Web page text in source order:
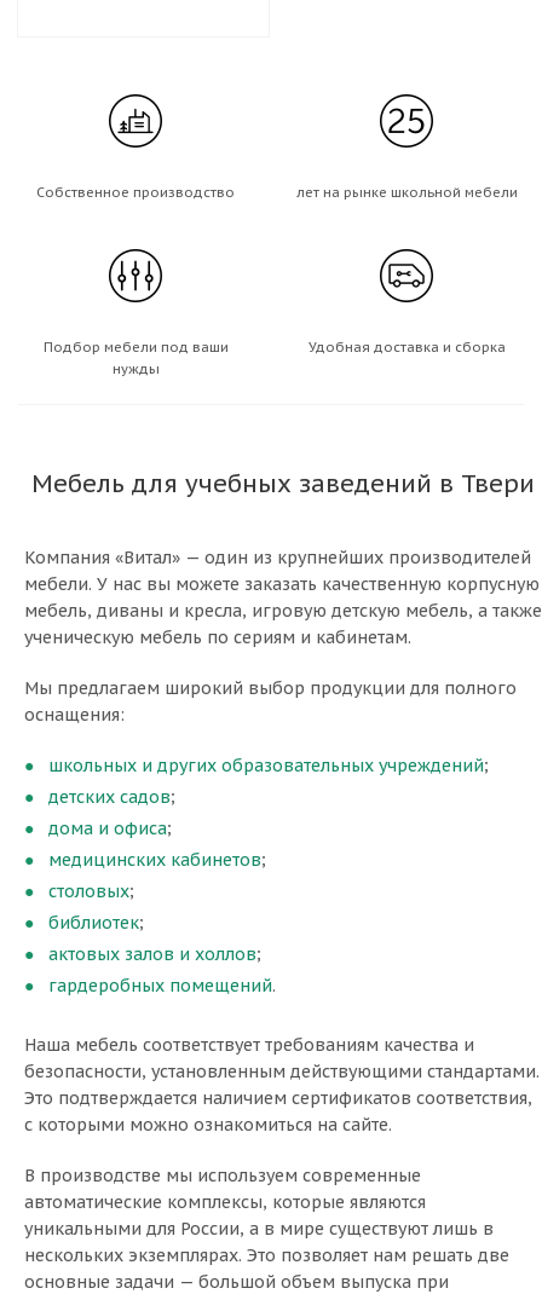
Собственное производство лет на рынке школьной мебели
Подбор мебели под ваши
нужды
Удобная доставка и сборка
Мебель для учебных заведений в Твери
Компания «Витал» — один из крупнейших производителей
мебели. У нас вы можете заказать качественную корпусную
мебель, диваны и кресла, игровую детскую мебель, а также
ученическую мебель по сериям и кабинетам.
Мы предлагаем широкий выбор продукции для полного
оснащения:
школьных и других образовательных учреждений;
детских садов;
дома и офиса;
медицинских кабинетов;
столовых;
библиотек;
актовых залов и холлов;
гардеробных помещений.
Наша мебель соответствует требованиям качества и
безопасности, установленным действующими стандартами.
Это подтверждается наличием сертификатов соответствия,
с которыми можно ознакомиться на сайте.
В производстве мы используем современные
автоматические комплексы, которые являются
уникальными для России, а в мире существуют лишь в
нескольких экземплярах. Это позволяет нам решать две
основные задачи — большой объем выпуска при